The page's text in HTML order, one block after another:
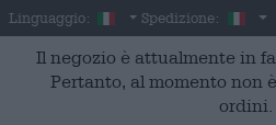
Skip to main content
Linguaggio: Italian
Spedizione:
Il negozio è attualmente in
Pertanto, al momento non
ordini.